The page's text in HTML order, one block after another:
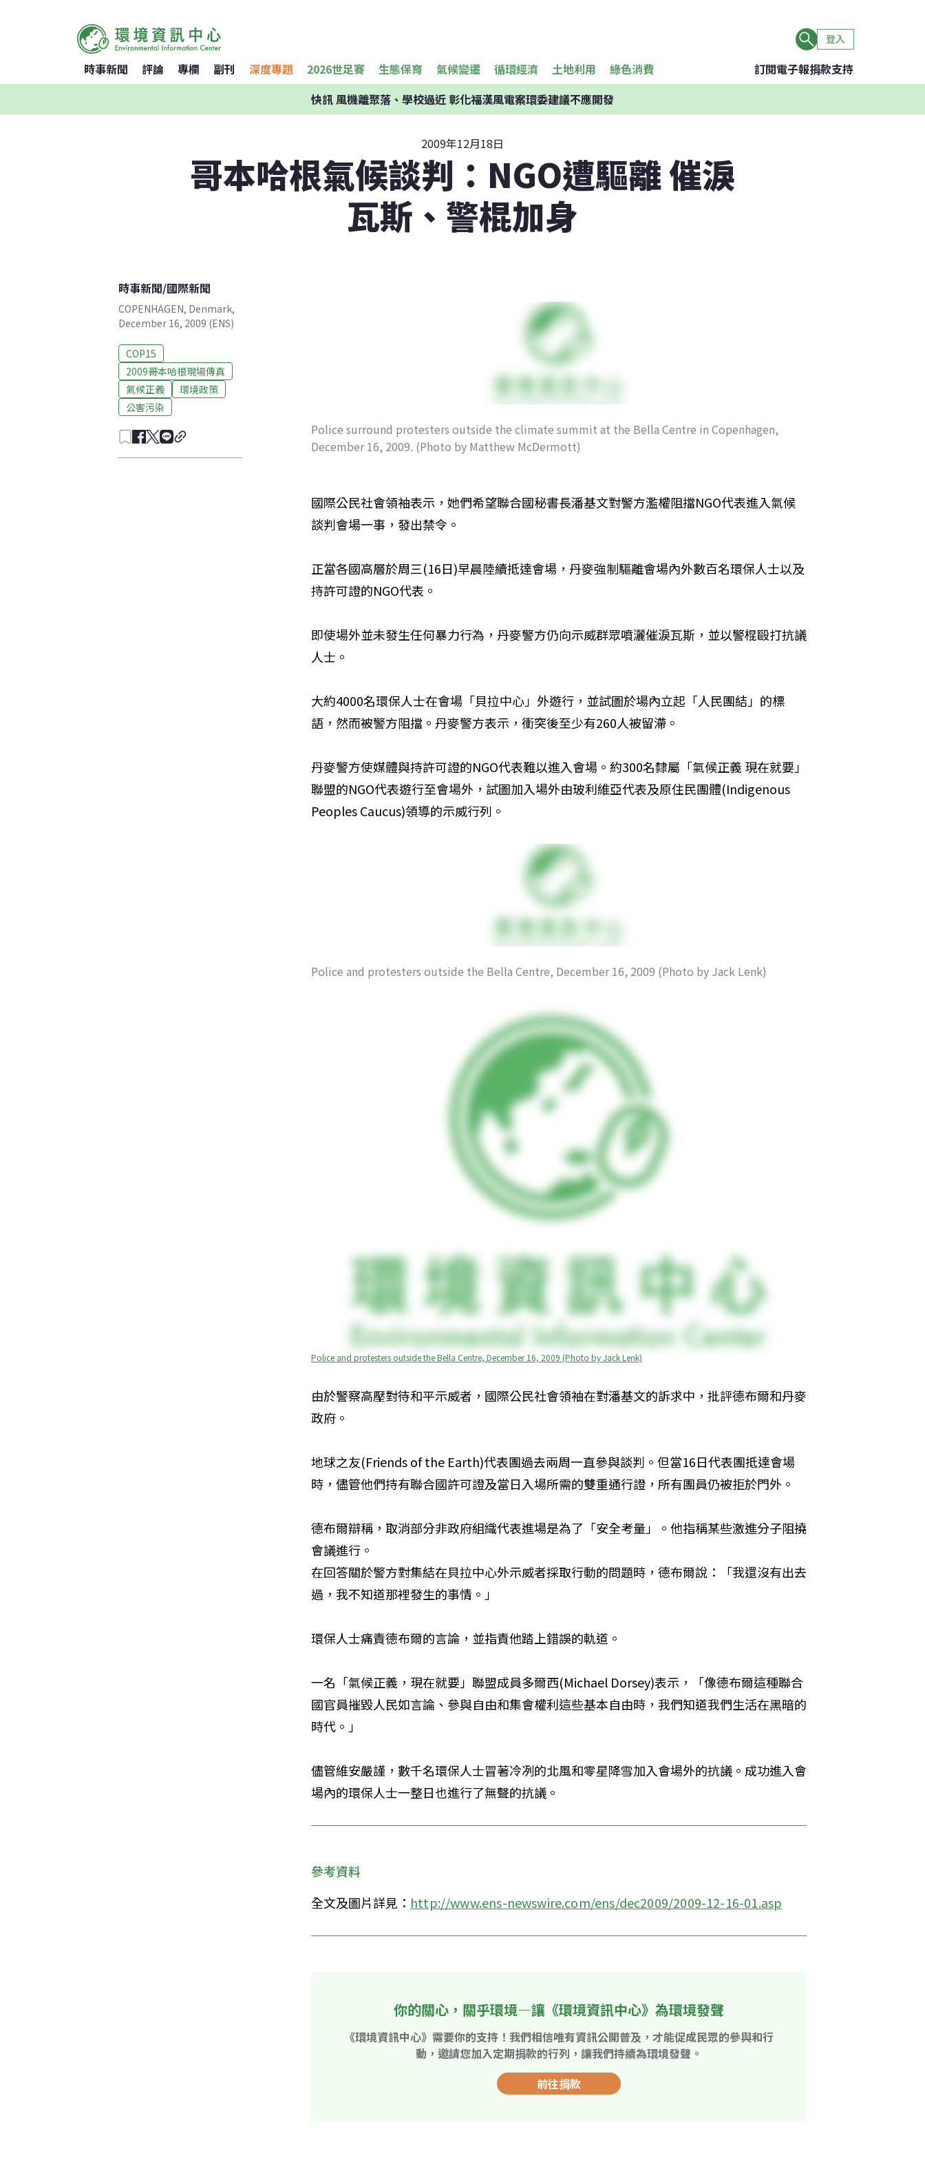
登入
時事新聞 評論 專欄 副刊 深度專題 2026世足賽 生態保育 氣候變遷 循環經濟 土地利用 綠色消費 訂閱電子報捐款支持
快訊風機離聚落、學校過近 彰化福漢風電案環委建議不應開發
2009年12月18日
哥本哈根氣候談判：NGO遭驅離 催淚
瓦斯、警棍加身
時事新聞/國際新聞
COPENHAGEN, Denmark,
December 16, 2009 (ENS)
COP15
2009哥本哈根現場傳真
氣候正義
環境政策
公害污染
Police surround protesters outside the climate summit at the Bella Centre in Copenhagen,
December 16, 2009. (Photo by Matthew McDermott)
國際公民社會領袖表示，她們希望聯合國秘書長潘基文對警方濫權阻擋NGO代表進入氣候
談判會場一事，發出禁令。
正當各國高層於周三(16日)早晨陸續抵達會場，丹麥強制驅離會場內外數百名環保人士以及
持許可證的NGO代表。
即使場外並未發生任何暴力行為，丹麥警方仍向示威群眾噴灑催淚瓦斯，並以警棍毆打抗議
人士。
大約4000名環保人士在會場「貝拉中心」外遊行，並試圖於場內立起「人民團結」的標
語，然而被警方阻擋。丹麥警方表示，衝突後至少有260人被留滯。
丹麥警方使媒體與持許可證的NGO代表難以進入會場。約300名隸屬「氣候正義 現在就要」
聯盟的NGO代表遊行至會場外，試圖加入場外由玻利維亞代表及原住民團體(Indigenous
Peoples Caucus)領導的示威行列。
Police and protesters outside the Bella Centre, December 16, 2009 (Photo by Jack Lenk)
Police and protesters outside the Bella Centre, December 16, 2009 (Photo by Jack Lenk)
由於警察高壓對待和平示威者，國際公民社會領袖在對潘基文的訴求中，批評德布爾和丹麥
政府。
地球之友(Friends of the Earth)代表團過去兩周一直參與談判。但當16日代表團抵達會場
時，儘管他們持有聯合國許可證及當日入場所需的雙重通行證，所有團員仍被拒於門外。
德布爾辯稱，取消部分非政府組織代表進場是為了「安全考量」。他指稱某些激進分子阻撓
會議進行。
在回答關於警方對集結在貝拉中心外示威者採取行動的問題時，德布爾說：「我還沒有出去
過，我不知道那裡發生的事情。」
環保人士痛責德布爾的言論，並指責他踏上錯誤的軌道。
一名「氣候正義，現在就要」聯盟成員多爾西(Michael Dorsey)表示，「像德布爾這種聯合
國官員摧毀人民如言論、參與自由和集會權利這些基本自由時，我們知道我們生活在黑暗的
時代。」
儘管維安嚴謹，數千名環保人士冒著冷冽的北風和零星降雪加入會場外的抗議。成功進入會
場內的環保人士一整日也進行了無聲的抗議。
參考資料
全文及圖片詳見： http://www.ens-newswire.com/ens/dec2009/2009-12-16-01.asp
你的關心，關乎環境—讓《環境資訊中心》為環境發聲
《環境資訊中心》需要你的支持！我們相信唯有資訊公開普及，才能促成民眾的參與和行
動，邀請您加入定期捐款的行列，讓我們持續為環境發聲。
前往捐款